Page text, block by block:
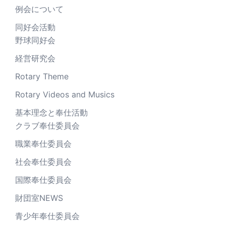
例会について
同好会活動
野球同好会
経営研究会
Rotary Theme
Rotary Videos and Musics
基本理念と奉仕活動
クラブ奉仕委員会
職業奉仕委員会
社会奉仕委員会
国際奉仕委員会
財団室NEWS
青少年奉仕委員会